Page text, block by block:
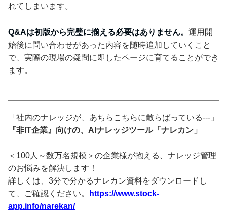
れてしまいます。
Q&Aは初版から完璧に揃える必要はありません。 運用開
始後に問い合わせがあった内容を随時追加していくこと
で、実際の現場の疑問に即したページに育てることができ
ます。
「社内のナレッジが、あちらこちらに散らばっている---」
『非IT企業』向けの、AIナレッジツール「ナレカン」
＜100人～数万名規模＞の企業様が抱える、ナレッジ管理
のお悩みを解決します！
詳しくは、3分で分かるナレカン資料をダウンロードし
て、ご確認ください。
https://www.stock-
app.info/narekan/